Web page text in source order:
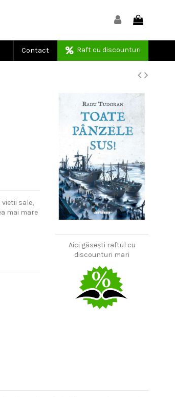
Raft cu discounturi
Contact
sale,
mai mare
Aici găsești raftul cu
discounturi mari